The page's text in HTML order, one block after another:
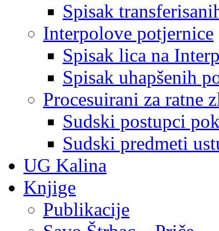
Spisak
Interpolove potjernice
Spisak lica na
Spisak uhapšenih
Procesuirani za ratne
Sudski postupci
Sudski predmeti
UG Kalina
Knjige
Publikacije